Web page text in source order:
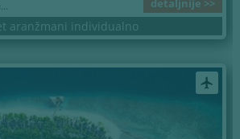
detaljnije >>
aranžmani individualno
airplanemode_active